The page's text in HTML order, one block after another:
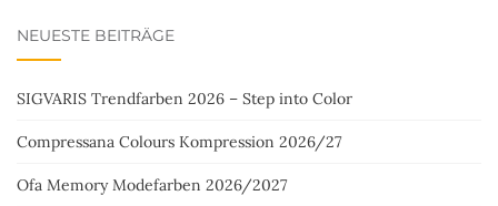
NEUESTE BEITRÄGE
SIGVARIS Trendfarben 2026 – Step into Color
Compressana Colours Kompression 2026/27
Ofa Memory Modefarben 2026/2027